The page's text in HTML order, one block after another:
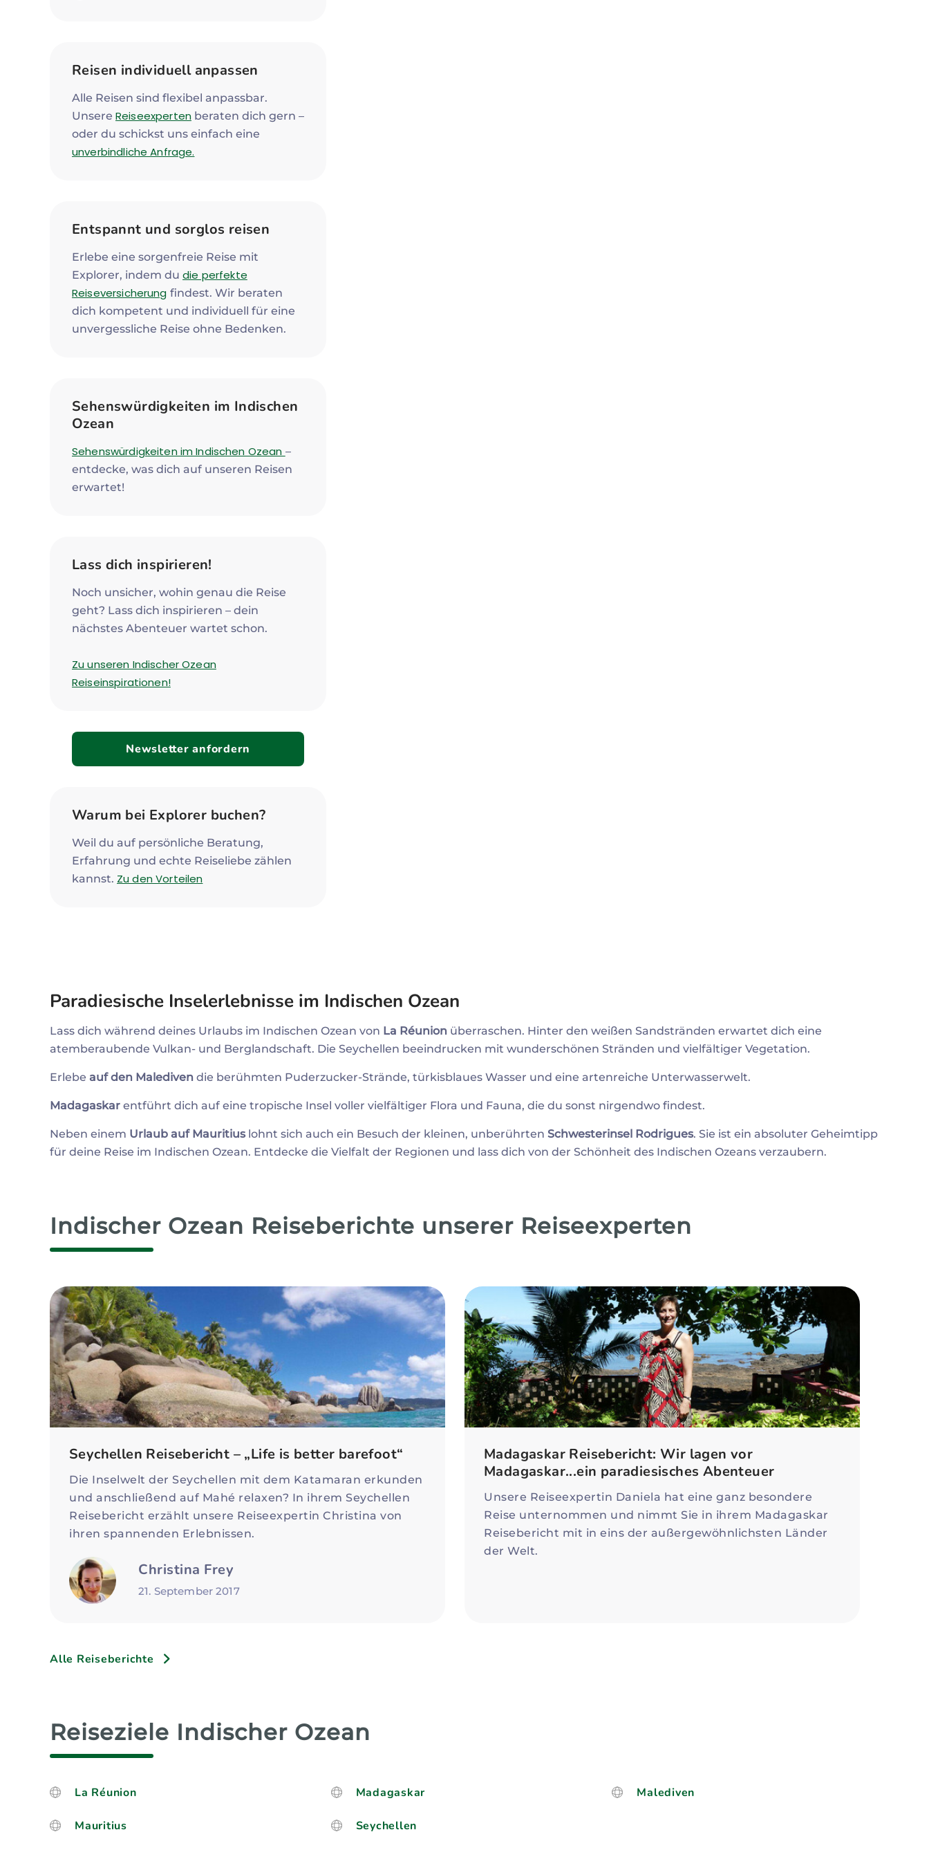
Reisen individuell anpassen
Alle Reisen sind flexibel anpassbar.
Unsere Reiseexpertenberaten dich gern –
oder du schickst uns einfach eine
unverbindliche Anfrage.
Entspannt und sorglos reisen
Erlebe eine sorgenfreie Reise mit
Explorer, indem du die perfekte
Reiseversicherung findest. Wir beraten
dich kompetent und individuell für eine
unvergessliche Reise ohne Bedenken.
Sehenswürdigkeiten im Indischen
Ozean
Sehenswürdigkeiten im Indischen Ozean –
entdecke, was dich auf unseren Reisen
erwartet!
Lass dich inspirieren!
Noch unsicher, wohin genau die Reise
geht? Lass dich inspirieren – dein
nächstes Abenteuer wartet schon.
Zu unseren Indischer Ozean
Reiseinspirationen!
Newsletter anfordern
Warum bei Explorer buchen?
Weil du auf persönliche Beratung,
Erfahrung und echte Reiseliebe zählen
kannst. Zu den Vorteilen
Paradiesische Inselerlebnisse im Indischen Ozean
Lass dich während deines Urlaubs im Indischen Ozean von La Réunion überraschen. Hinter den weißen Sandstränden erwartet dich eine
atemberaubende Vulkan- und Berglandschaft. Die Seychellen beeindrucken mit wunderschönen Stränden und vielfältiger Vegetation.
Erlebe auf den Malediven die berühmten Puderzucker-Strände, türkisblaues Wasser und eine artenreiche Unterwasserwelt.
Madagaskar entführt dich auf eine tropische Insel voller vielfältiger Flora und Fauna, die du sonst nirgendwo findest.
Neben einem Urlaub auf Mauritiuslohnt sich auch ein Besuch der kleinen, unberührten Schwesterinsel Rodrigues. Sie ist ein absoluter Geheimtipp
für deine Reise im Indischen Ozean. Entdecke die Vielfalt der Regionen und lass dich von der Schönheit des Indischen Ozeans verzaubern.
Indischer Ozean Reiseberichte unserer Reiseexperten
Seychellen Reisebericht – „Life is better barefoot“
Die Inselwelt der Seychellen mit dem Katamaran erkunden
und anschließend auf Mahé relaxen? In ihrem Seychellen
Reisebericht erzählt unsere Reiseexpertin Christina von
ihren spannenden Erlebnissen.
Christina Frey
21. September 2017
Madagaskar Reisebericht: Wir lagen vor
Madagaskar...ein paradiesisches Abenteuer
Unsere Reiseexpertin Daniela hat eine ganz besondere
Reise unternommen und nimmt Sie in ihrem Madagaskar
Reisebericht mit in eins der außergewöhnlichsten Länder
der Welt.
Alle Reiseberichte
Reiseziele Indischer Ozean
La Réunion Madagaskar Malediven
Mauritius Seychellen